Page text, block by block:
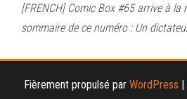
[FRENCH] Comic Box #65 arrive à la
sommaire de ce numéro : Un
Fièrement propulsé par WordPress |